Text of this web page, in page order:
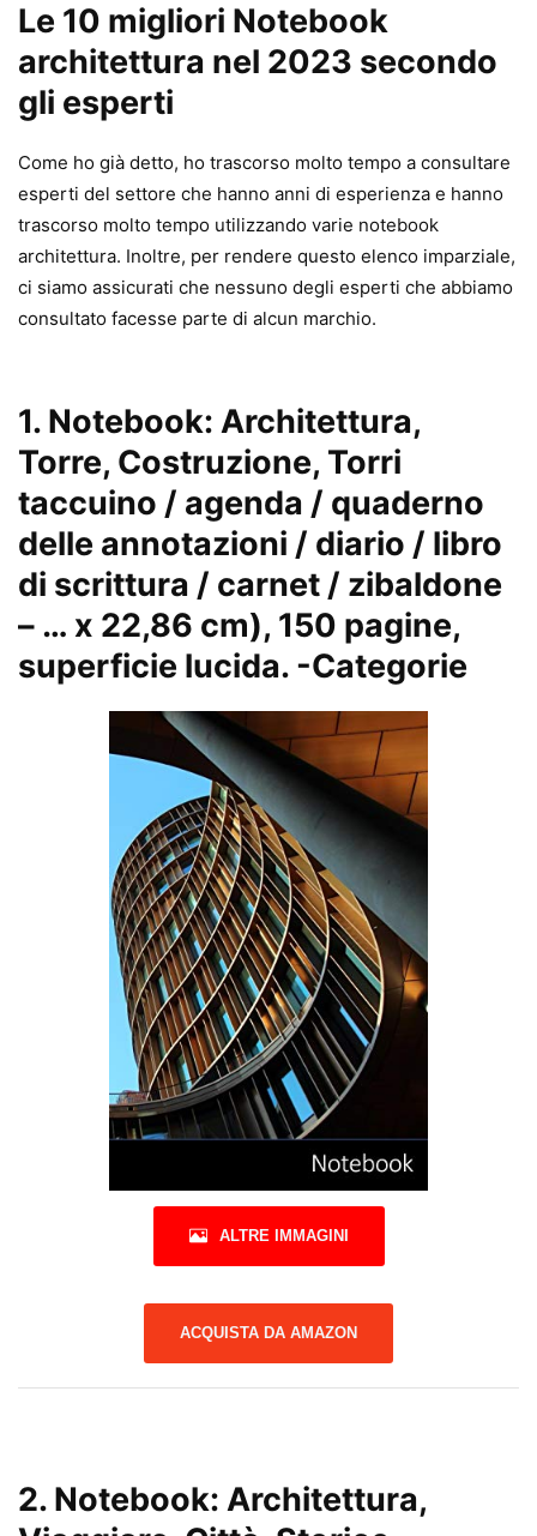
Le 10 migliori Notebook
architettura nel 2023 secondo
gli esperti
Come ho già detto, ho trascorso molto tempo a consultare
esperti del settore che hanno anni di esperienza e hanno
trascorso molto tempo utilizzando varie notebook
architettura. Inoltre, per rendere questo elenco imparziale,
ci siamo assicurati che nessuno degli esperti che abbiamo
consultato facesse parte di alcun marchio.
1. Notebook: Architettura,
Torre, Costruzione, Torri
taccuino / agenda / quaderno
delle annotazioni / diario / libro
di scrittura / carnet / zibaldone
– … x 22,86 cm), 150 pagine,
superficie lucida. -Categorie
ALTRE IMMAGINI
ACQUISTA DA AMAZON
2. Notebook: Architettura,